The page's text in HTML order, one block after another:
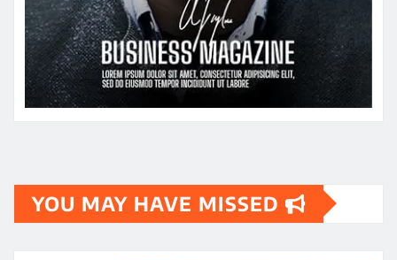
YOU MAY HAVE MISSED